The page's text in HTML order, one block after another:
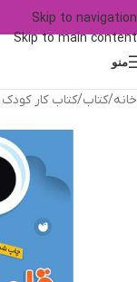
Skip to navigation
Skip to main content
منو
خانه/کتاب/کتاب کار کودک